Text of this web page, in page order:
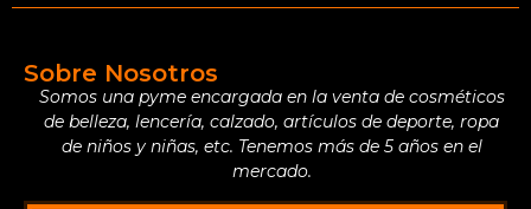
Sobre Nosotros
Somos una pyme encargada en la venta de cosméticos
de belleza, lencería, calzado, artículos de deporte, ropa
de niños y niñas, etc. Tenemos más de 5 años en el
mercado.